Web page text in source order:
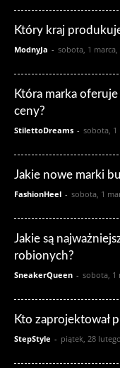
Który kraj
ModnyJa - sobota, 1 marca,
Która marka
ceny?
StilettoDreams - sobota, 1
Jakie nowe marki
FashionHeel - sobota, 1
Jakie są
robionych?
SneakerQueen - sobota, 1
Kto zaprojektował
StepStyle - piątek, 28